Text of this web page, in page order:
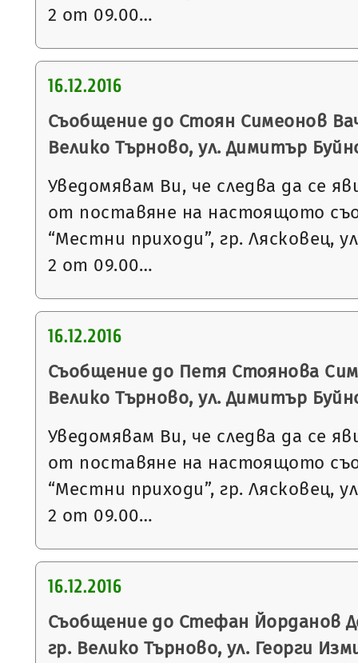
2 от 09.00…
16.12.2016
Съобщение до Стоян Симеонов
Велико Търново, ул. Димитър
Уведомявам Ви, че следва да се
от поставяне на настоящото
“Местни приходи”, гр. Лясковец,
2 от 09.00…
16.12.2016
Съобщение до Петя Стоянова
Велико Търново, ул. Димитър
Уведомявам Ви, че следва да се
от поставяне на настоящото
“Местни приходи”, гр. Лясковец,
2 от 09.00…
16.12.2016
Съобщение до Стефан Йорданов
гр. Велико Търново, ул. Георги